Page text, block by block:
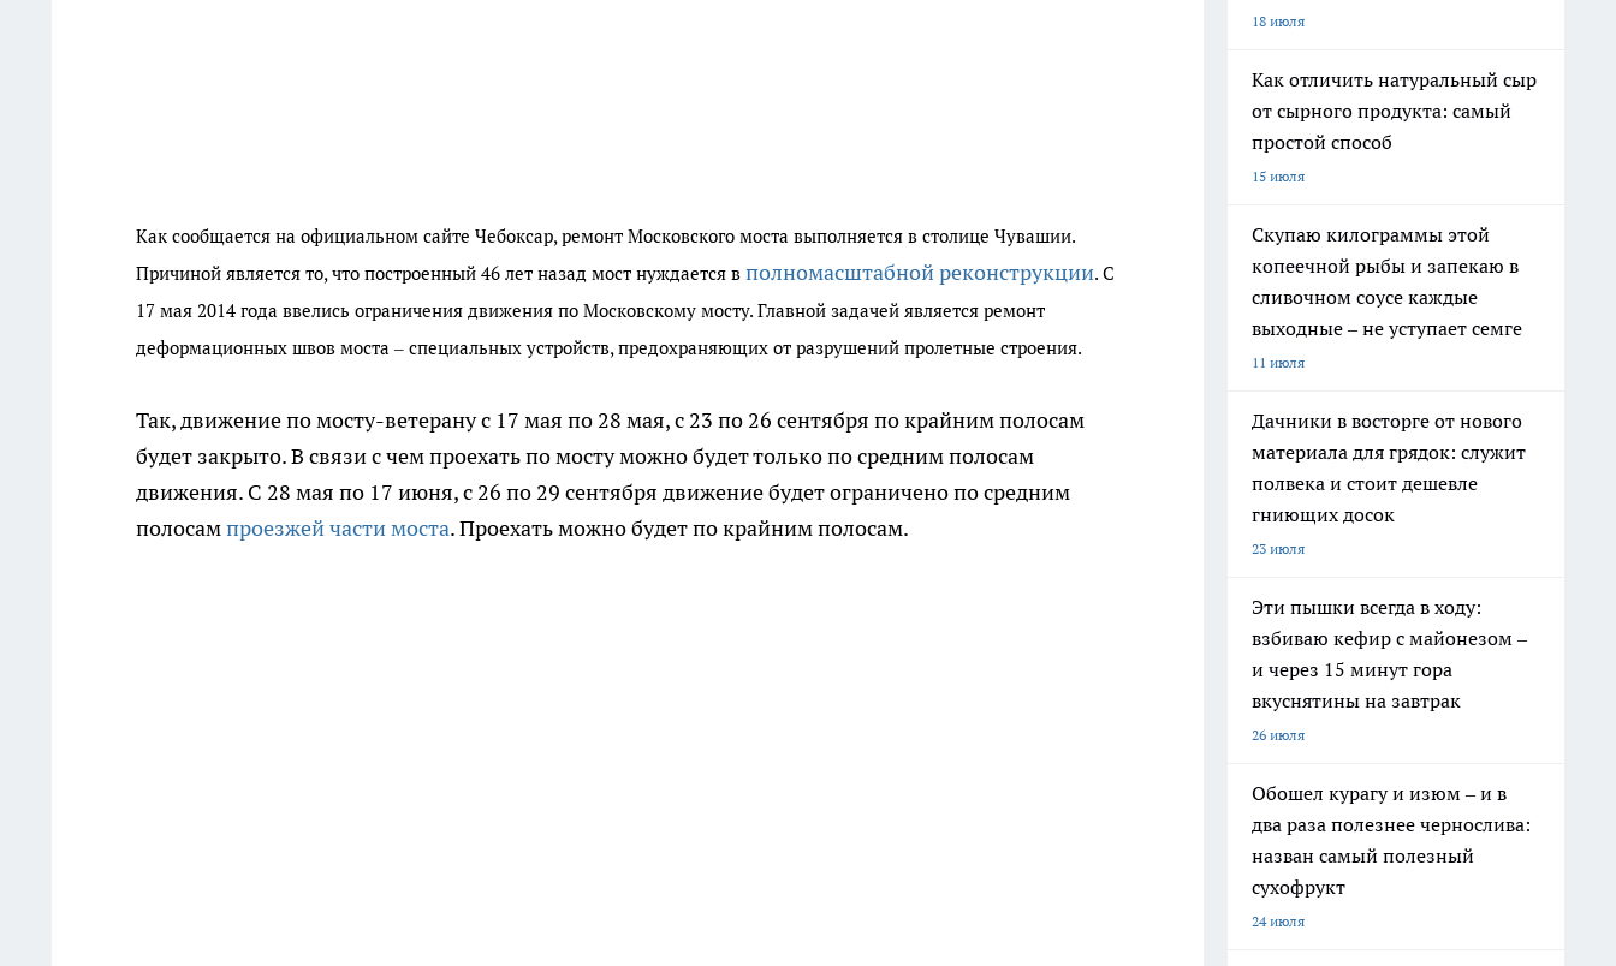
Как сообщается на официальном сайте Чебоксар,ремонт Московского моста выполняется в столице Чувашии.
Причиной является то, что построенный 46 лет назад мост нуждается в полномасштабной реконструкции. С
17 мая 2014 года ввелись ограничения движения по Московскому мосту. Главной задачей является ремонт
деформационных швов моста – специальных устройств, предохраняющих от разрушений пролетные строения.
Так, движение по мосту-ветерану с 17 мая по 28 мая, с 23 по 26 сентября по крайним полосам
будет закрыто. В связи с чем проехать по мосту можно будет только по средним полосам
движения. С 28 мая по 17 июня, с 26 по 29 сентября движение будет ограничено по средним
полосампроезжей части моста. Проехать можно будет по крайним полосам.
18 июля
Как отличить натуральный сыр
от сырного продукта: самый
простой способ
15 июля
Скупаю килограммы этой
копеечной рыбы и запекаю в
сливочном соусе каждые
выходные – не уступает семге
11 июля
Дачники в восторге от нового
материала для грядок: служит
полвека и стоит дешевле
гниющих досок
23 июля
Эти пышки всегда в ходу:
взбиваю кефир с майонезом –
и через 15 минут гора
вкуснятины на завтрак
26 июля
Обошел курагу и изюм – и в
два раза полезнее чернослива:
назван самый полезный
сухофрукт
24 июля